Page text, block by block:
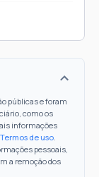
públicas e foram
como os
informações
Termos de uso.
pessoais,
a remoção dos